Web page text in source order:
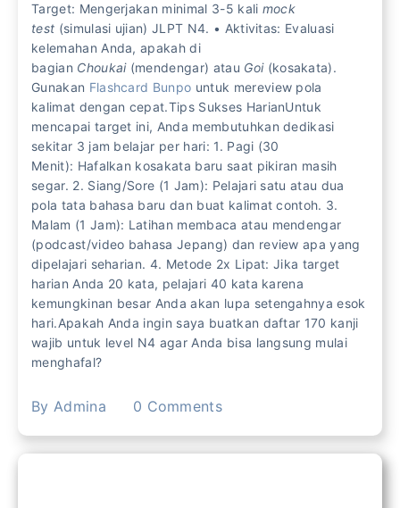
Target: Mengerjakan minimal 3-5 kali mock
test (simulasi ujian) JLPT N4. • Aktivitas: Evaluasi
kelemahan Anda, apakah di
bagian Choukai(mendengar) atau Goi(kosakata).
Gunakan Flashcard Bunpo untuk mereview pola
kalimat dengan cepat.Tips Sukses HarianUntuk
mencapai target ini, Anda membutuhkan dedikasi
sekitar 3 jam belajar per hari: 1. Pagi (30
Menit): Hafalkan kosakata baru saat pikiran masih
segar. 2. Siang/Sore (1 Jam): Pelajari satu atau dua
pola tata bahasa baru dan buat kalimat contoh. 3.
Malam (1 Jam): Latihan membaca atau mendengar
(podcast/video bahasa Jepang) dan review apa yang
dipelajari seharian. 4. Metode 2x Lipat: Jika target
harian Anda 20 kata, pelajari 40 kata karena
kemungkinan besar Anda akan lupa setengahnya esok
hari.Apakah Anda ingin saya buatkan daftar 170 kanji
wajib untuk level N4 agar Anda bisa langsung mulai
menghafal?
By Admina 0 Comments